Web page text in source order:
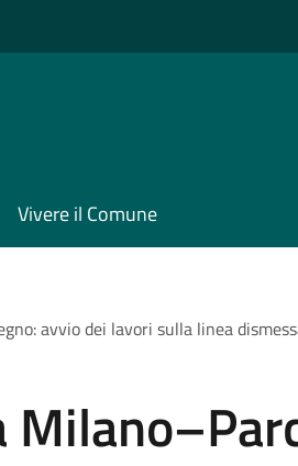
Vivere il Comune
avvio dei lavori sulla linea